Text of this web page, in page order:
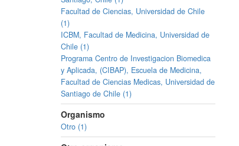
Facultad de Ciencias, Universidad de Chile
(1)
ICBM, Facultad de Medicina, Universidad de
Chile (1)
Programa Centro de Investigacion Biomedica
y Aplicada, (CIBAP), Escuela de Medicina,
Facultad de Ciencias Medicas, Universidad de
Santiago de Chile (1)
Organismo
Otro (1)